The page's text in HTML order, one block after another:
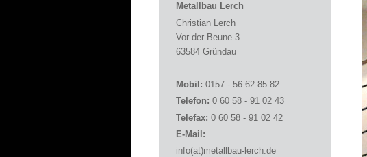
Metallbau Lerch
Christian Lerch
Vor der Beune 3
63584 Gründau
Mobil: 0157 - 56 62 85 82
Telefon: 0 60 58 - 91 02 43
Telefax: 0 60 58 - 91 02 42
E-Mail:
info(at)metallbau-lerch.de